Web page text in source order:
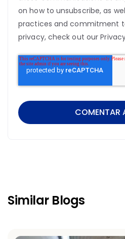
on how to unsubscribe, as
practices and commitment
privacy, check out our
Similar Blogs